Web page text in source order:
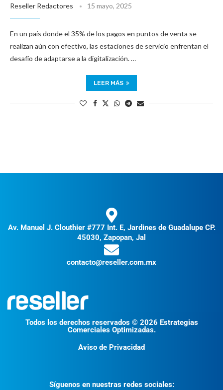
Reseller Redactores 15 mayo, 2025
En un país donde el 35% de los pagos en puntos de venta se
realizan aún con efectivo, las estaciones de servicio enfrentan el
desafío de adaptarse a la digitalización. …
LEER MÁS
Av. Manuel J. Clouthier #777 Int. E, Jardines de Guadalupe CP.
45030, Zapopan, Jal
contacto@reseller.com.mx
Todos los derechos reservados © 2026 Estrategias
Comerciales Optimizadas.
Aviso de Privacidad
Síguenos en nuestras redes sociales: